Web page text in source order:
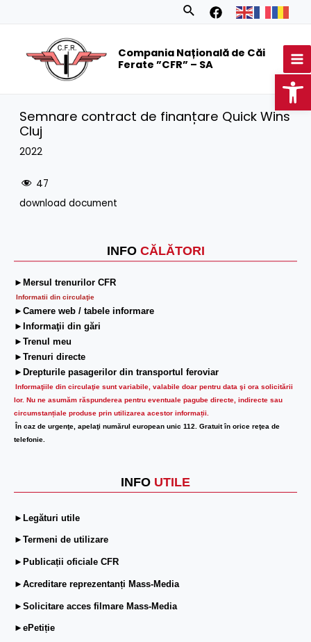
Search
Compania Națională de Căi
Ferate ”CFR” – SA
INFO CĂLĂTORI
►Mersul trenurilor CFR
Informatii din circulaţie
►Camere web / tabele informare
►Informaţii din gări
►Trenul meu
►Trenuri directe
►Drepturile pasagerilor din transportul feroviar
Informaţiile din circulaţie sunt variabile, valabile doar pentru data şi ora solicitării
lor. Nu ne asumăm răspunderea pentru eventuale pagube directe, indirecte sau
circumstanțiale produse prin utilizarea acestor informații.
În caz de urgenţe, apelaţi numărul european unic 112. Gratuit în orice reţea de
telefonie.
INFO UTILE
►Legături utile
►Termeni de utilizare
►Publicații oficiale CFR
►Acreditare reprezentanți Mass-Media
►Solicitare acces filmare Mass-Media
►ePetiție
Semnare contract de finanțare Quick Wins
Cluj
2022
47
download document